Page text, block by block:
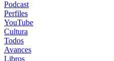
Podcast
Perfiles
YouTube
Cultura
Todos
Avances
Libros